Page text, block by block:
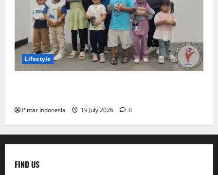
Lifestyle
Pintar Indonesia 19 July 2026 0
FIND US